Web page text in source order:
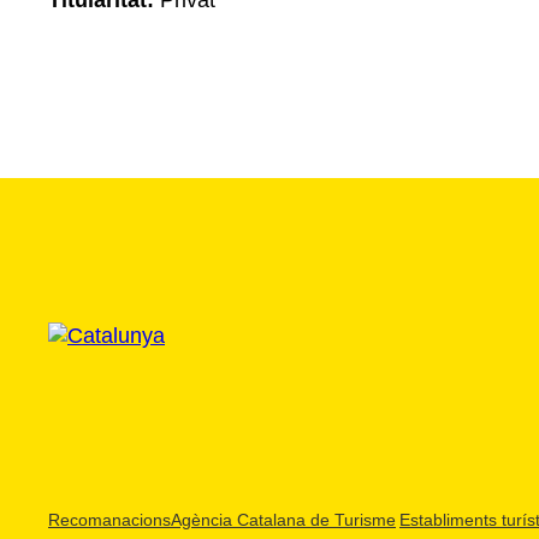
RecomanacionsAgència Catalana de Turisme Establiments